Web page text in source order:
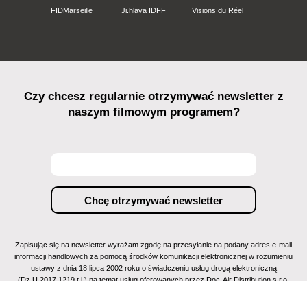
FIDMarseille Ji.hlava IDFF Visions du Réel
Czy chcesz regularnie otrzymywać newsletter z
naszym filmowym programem?
Zapisując się na newsletter wyrażam zgodę na przesyłanie na podany adres e-mail
informacji handlowych za pomocą środków komunikacji elektronicznej w rozumieniu
ustawy z dnia 18 lipca 2002 roku o świadczeniu usług drogą elektroniczną